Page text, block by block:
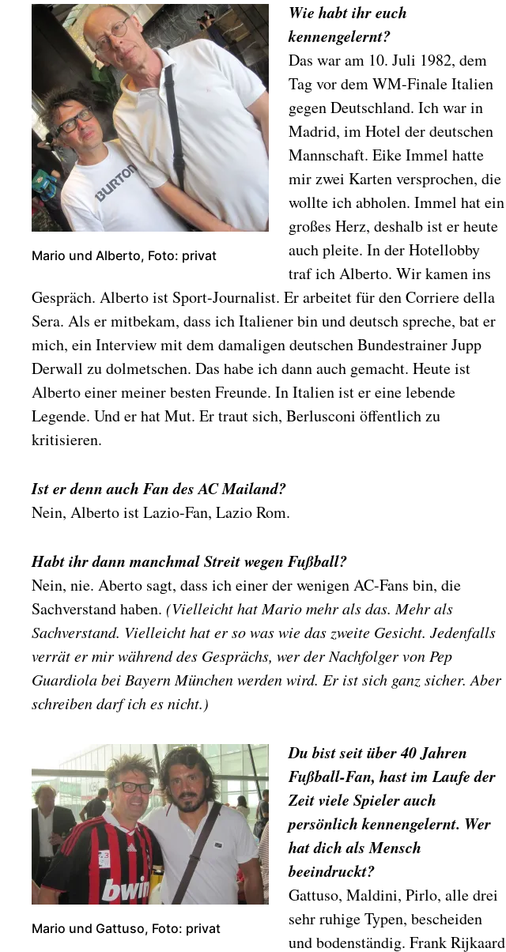
Mario und Alberto, Foto: privat
Wie habt ihr euch
kennengelernt?
Das war am 10. Juli 1982, dem
Tag vor dem WM-Finale Italien
gegen Deutschland. Ich war in
Madrid, im Hotel der deutschen
Mannschaft. Eike Immel hatte
mir zwei Karten versprochen, die
wollte ich abholen. Immel hat ein
großes Herz, deshalb ist er heute
auch pleite. In der Hotellobby
traf ich Alberto. Wir kamen ins
Gespräch. Alberto ist Sport-Journalist. Er arbeitet für den Corriere della
Sera. Als er mitbekam, dass ich Italiener bin und deutsch spreche, bat er
mich, ein Interview mit dem damaligen deutschen Bundestrainer Jupp
Derwall zu dolmetschen. Das habe ich dann auch gemacht. Heute ist
Alberto einer meiner besten Freunde. In Italien ist er eine lebende
Legende. Und er hat Mut. Er traut sich, Berlusconi öffentlich zu
kritisieren.
Ist er denn auch Fan des AC Mailand?
Nein, Alberto ist Lazio-Fan, Lazio Rom.
Habt ihr dann manchmal Streit wegen Fußball?
Nein, nie. Aberto sagt, dass ich einer der wenigen AC-Fans bin, die
Sachverstand haben. (Vielleicht hat Mario mehr als das. Mehr als
Sachverstand. Vielleicht hat er so was wie das zweite Gesicht. Jedenfalls
verrät er mir während des Gesprächs, wer der Nachfolger von Pep
Guardiola bei Bayern München werden wird. Er ist sich ganz sicher. Aber
schreiben darf ich es nicht.)
Mario und Gattuso, Foto: privat
Du bist seit über 40 Jahren
Fußball-Fan, hast im Laufe der
Zeit viele Spieler auch
persönlich kennengelernt. Wer
hat dich als Mensch
beeindruckt?
Gattuso, Maldini, Pirlo, alle drei
sehr ruhige Typen, bescheiden
und bodenständig. Frank Rijkaard